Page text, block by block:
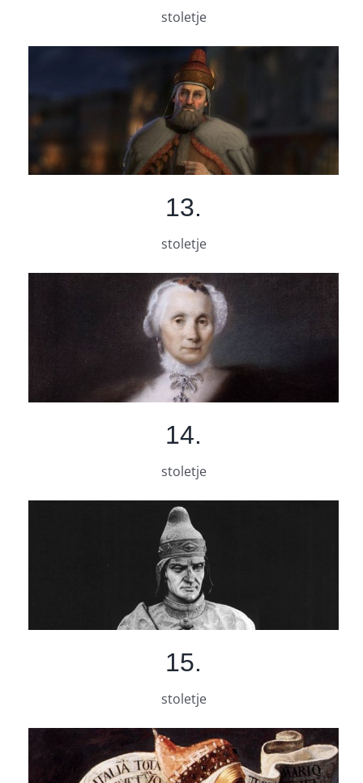
stoletje
13.
stoletje
14.
stoletje
15.
stoletje